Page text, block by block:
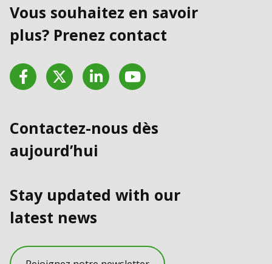
Vous souhaitez en savoir
plus? Prenez contact
FacebookTwitter LinkedInYouTube
Contactez-nous dès
aujourd’hui
Stay updated with our
latest news